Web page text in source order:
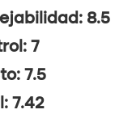
8.5
7
7.5
7.42